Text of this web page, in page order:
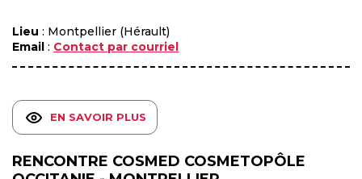
Lieu : Montpellier (Hérault)
Email : Contact par courriel
EN SAVOIR PLUS
RENCONTRE COSMED COSMETOPÔLE